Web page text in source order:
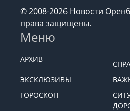
© 2008-2026 Новости
права защищены.
Меню
АРХИВ
ЭКСКЛЮЗИВЫ
ГОРОСКОП